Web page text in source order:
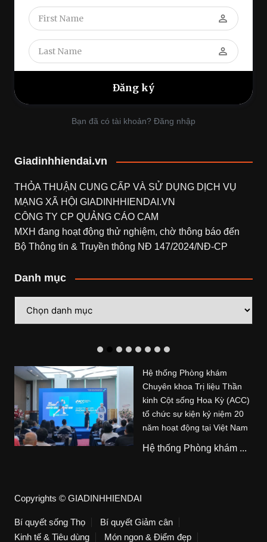
perm_identity
perm_identity
Bạn đã có tài khoản? Đăng nhập
Giadinhhiendai.vn
THỎA THUẬN CUNG CẤP VÀ SỬ DỤNG DỊCH VỤ
MẠNG XÃ HỘI GIADINHHIENDAI.VN
CÔNG TY CP QUẢNG CÁO CAM
MXH đang hoạt động thử nghiệm, chờ thông báo đến
Bộ Thông tin & Truyền thông NĐ 147/2024/NĐ-CP
Danh mục
mục
Hệ thống Phòng khám
Chuyên khoa Trị liệu Thần
kinh Cột sống Hoa Kỳ (ACC)
tổ chức sự kiện kỷ niệm 20
năm hoạt động tại Việt Nam
Hệ thống Phòng khám ...
Copyrights © GIADINHHIENDAI
Bí quyết sống Thọ
Bí quyết Giảm cân
Kinh tế & Tiêu dùng
Món ngon & Điểm đẹp